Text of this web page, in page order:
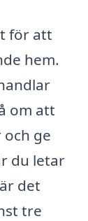
för att
hem.
om att
ge
du letar
det
tre